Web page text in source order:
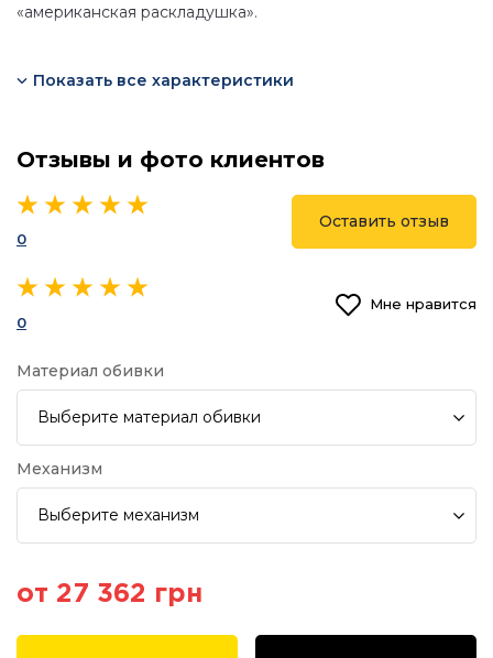
«американская раскладушка».
Показать все характеристики
Отзывы и фото клиентов
0
Оставить отзыв
0
Мне нравится
Материал обивки
Выберите материал обивки
Механизм
Выберите механизм
от 27 362 грн